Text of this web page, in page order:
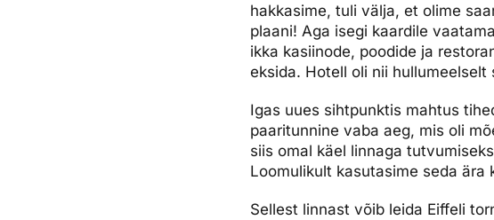
hakkasime, tuli välja, et olime
plaani! Aga isegi kaardile
ikka kasiinode, poodide ja
eksida. Hotell oli nii hullumeelselt
Igas uues sihtpunktis mahtus
paaritunnine vaba aeg, mis oli
siis omal käel linnaga
Loomulikult kasutasime seda ära
Sellest linnast võib leida Eiffeli